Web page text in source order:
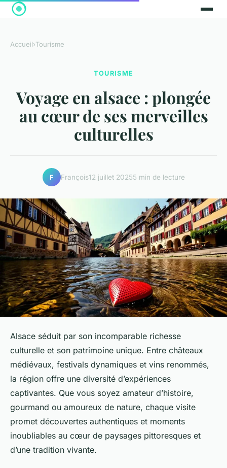
Accueil›Tourisme
TOURISME
Voyage en alsace : plongée
au cœur de ses merveilles
culturelles
F François12 juillet 20255 min de lecture
Alsace séduit par son incomparable richesse
culturelle et son patrimoine unique. Entre châteaux
médiévaux, festivals dynamiques et vins renommés,
la région offre une diversité d’expériences
captivantes. Que vous soyez amateur d’histoire,
gourmand ou amoureux de nature, chaque visite
promet découvertes authentiques et moments
inoubliables au cœur de paysages pittoresques et
d’une tradition vivante.